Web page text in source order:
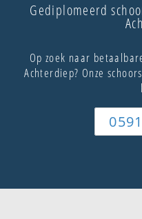
Gediplomeerd
Op zoek naar
Achterdiep? Onze